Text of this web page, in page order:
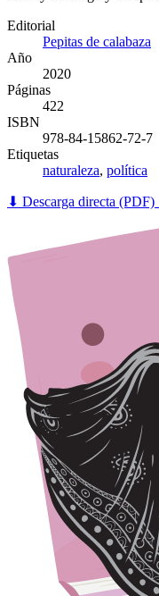
Editorial
Pepitas de calabaza
Año
2020
Páginas
422
ISBN
978-84-15862-72-7
Etiquetas
naturaleza, política
⬇ Descarga directa (PDF)